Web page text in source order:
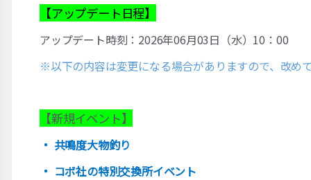
【アップデート日程】
アップデート時刻：2026年06月03日（水）10：00
※以下の内容は変更になる場合がありますので、改め
【新規イベント】
・ 共鳴度大物釣り
・ コボ社の特別交換所イベント